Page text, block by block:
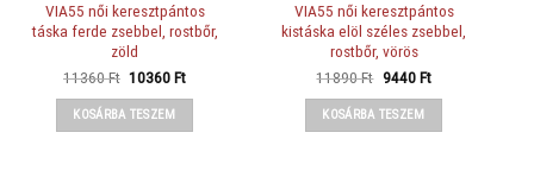
VIA55 női keresztpántos
táska ferde zsebbel, rostbőr,
zöld
11360Ft Original
was:
11360 Ft.
10360FtCurrent
KOSÁRBA TESZEM
VIA55 női keresztpántos
kistáska elöl széles zsebbel,
rostbőr, vörös
11890Ft Original
was:
11890 Ft.
9440FtCurrent
KOSÁRBA TESZEM